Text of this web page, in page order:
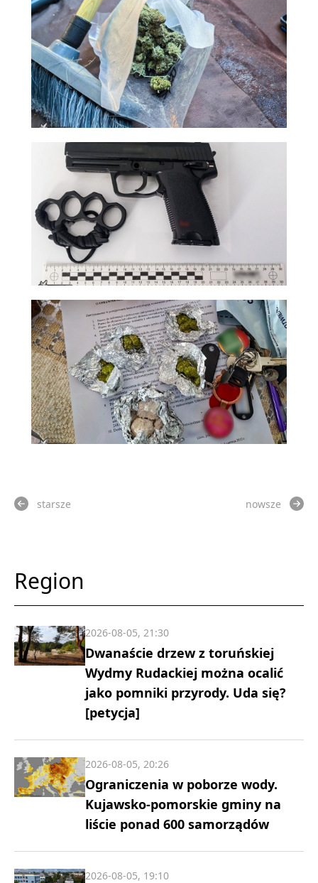
starsze nowsze
Region
Dwanaście drzew z toruńskiej
Wydmy Rudackiej można ocalić
jako pomniki przyrody. Uda się?
[petycja]
2026-08-05, 21:30
Ograniczenia w poborze wody.
Kujawsko-pomorskie gminy na
liście ponad 600 samorządów
2026-08-05, 20:26
2026-08-05, 19:10